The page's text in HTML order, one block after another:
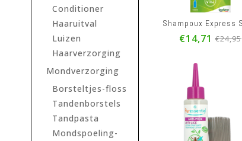
Conditioner
Haaruitval
Luizen
Haarverzorging
Mondverzorging
Borsteltjes-floss
Tandenborstels
Tandpasta
Mondspoeling-
€14,71 €24,95